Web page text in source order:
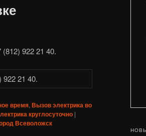
922 21 40.
время, Вызов электрика во
круглосуточно |
Всеволожск